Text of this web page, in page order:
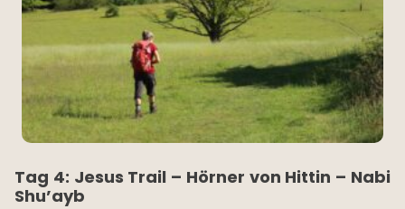
Tag 4: Jesus Trail – Hörner von Hittin – Nabi
Shu’ayb